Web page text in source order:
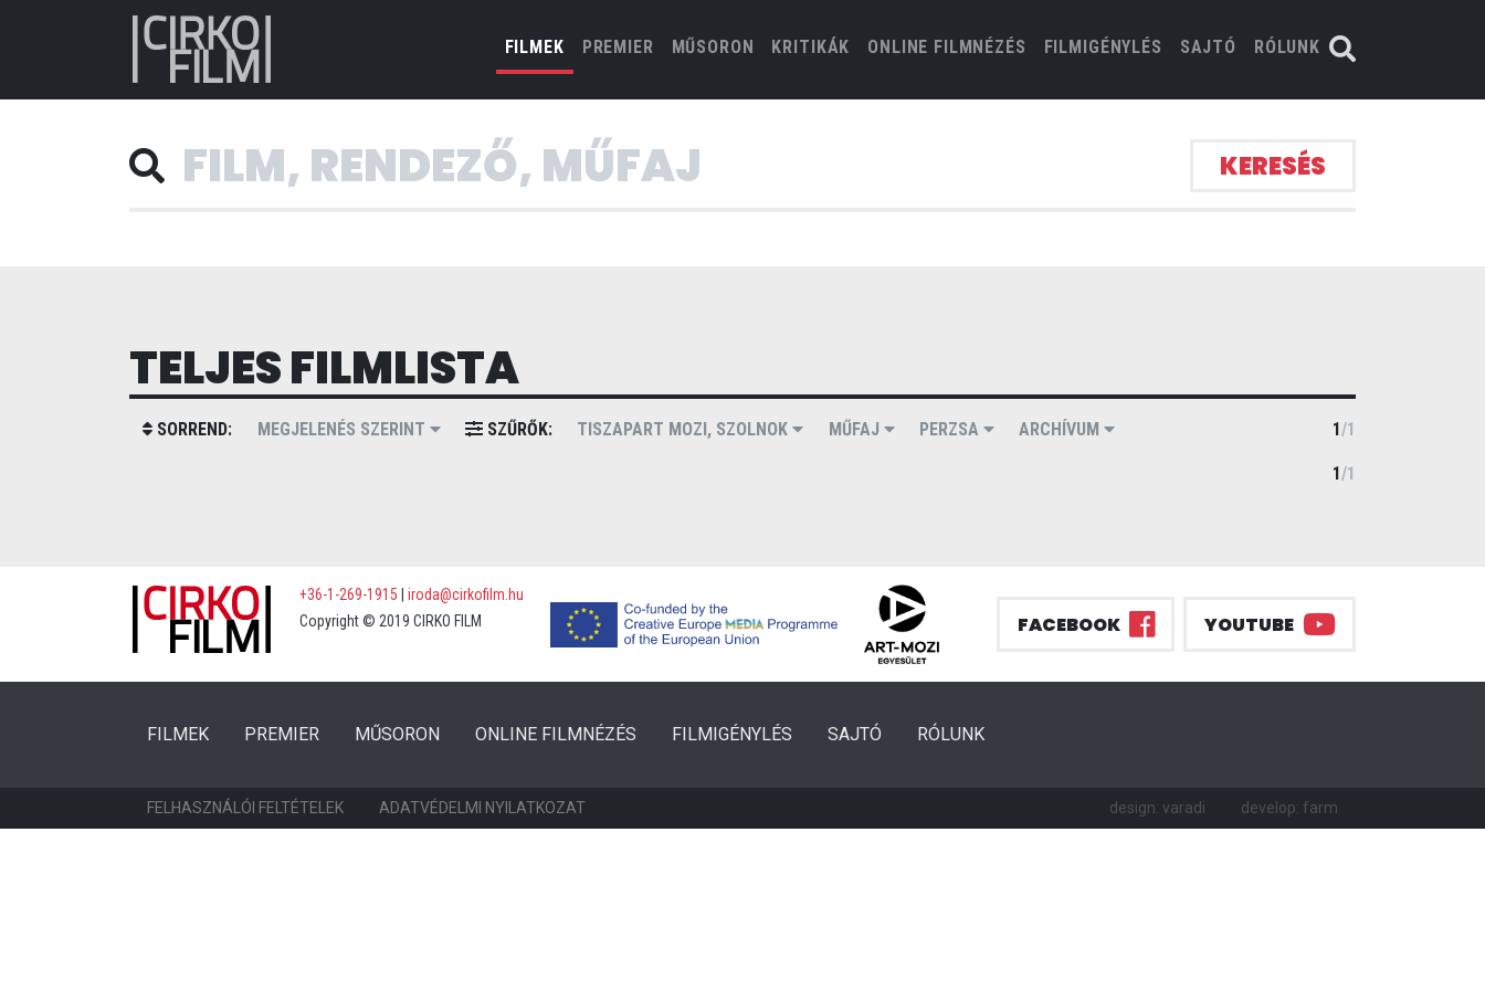
FILMEK(CURRENT)
PREMIER MŰSORON KRITIKÁK ONLINE FILMNÉZÉS FILMIGÉNYLÉS SAJTÓ RÓLUNK
KERESÉS
TELJES FILMLISTA
SORREND: MEGJELENÉS SZERINT SZŰRŐK: TISZAPART MOZI, SZOLNOK MŰFAJ PERZSA ARCHÍVUM 1/1
1/1
+36-1-269-1915
iroda@cirkofilm.hu
Copyright © 2019 CIRKO FILM
FACEBOOK YOUTUBE
FILMEK(CURRENT)
PREMIER (CURRENT)
MŰSORON ONLINE FILMNÉZÉS FILMIGÉNYLÉS SAJTÓ RÓLUNK
FELHASZNÁLÓI FELTÉTELEK ADATVÉDELMI NYILATKOZAT design: varadi develop: farm